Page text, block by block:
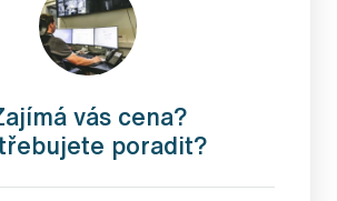
vás cena?
poradit?